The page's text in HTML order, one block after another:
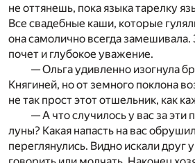
не оттянешь, пока языка тарелку
Все свадебные каши, которые
она самолично всегда замешивала.
почет и глубокое уважение.
— Ольга удивленно изогнула
Княгиней, но от земного поклона
не так прост этот отшельник, как
— А что случилось у вас за
луны? Какая напасть на вас
переглянулись. Видно искали друг